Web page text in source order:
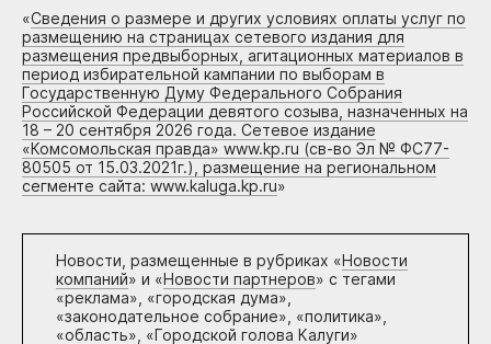
«Сведения о размере и других условиях оплаты услуг по
размещению на страницах сетевого издания для
размещения предвыборных, агитационных материалов в
период избирательной кампании по выборам в
Государственную Думу Федерального Собрания
Российской Федерации девятого созыва, назначенных на
18 – 20 сентября 2026 года. Сетевое издание
«Комсомольская правда» www.kp.ru (св-во Эл № ФС77-
80505 от 15.03.2021г.), размещение на региональном
сегменте сайта: www.kaluga.kp.ru»
Новости, размещенные в рубриках «Новости
компаний» и «Новости партнеров» с тегами
«реклама», «городская дума»,
«законодательное собрание», «политика»,
«область», «Городской голова Калуги»